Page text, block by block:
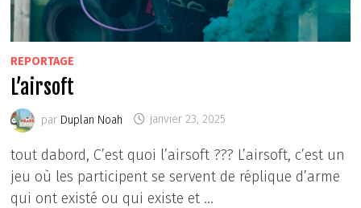
REPORTAGE
L’airsoft
par Duplan Noah janvier 23, 2025
tout dabord, C’est quoi l’airsoft ??? L’airsoft, c’est un
jeu où les participent se servent de réplique d’arme
qui ont existé ou qui existe et …